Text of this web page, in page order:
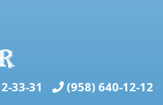
33-31
(958) 640-12-12